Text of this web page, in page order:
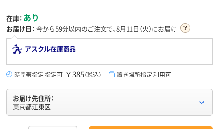
在庫： あり
お届け日： 今から59分以内のご注文で、8月11日（火）にお届け
アスクル在庫商品
時間帯指定 指定可 ￥385（税込） 置き場所指定 利用可
お届け先住所：
東京都江東区